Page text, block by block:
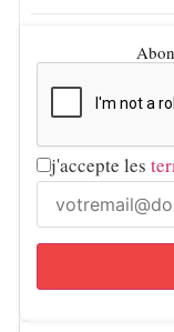
j'accepte les